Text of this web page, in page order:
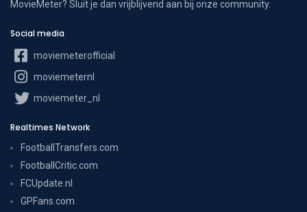
MovieMeter? Sluit je dan vrijblijvend aan bij onze community.
Social media
moviemeterofficial
moviemeternl
moviemeter_nl
Realtimes Network
FootballTransfers.com
FootballCritic.com
FCUpdate.nl
GPFans.com